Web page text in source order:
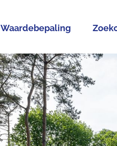
Waardebepaling